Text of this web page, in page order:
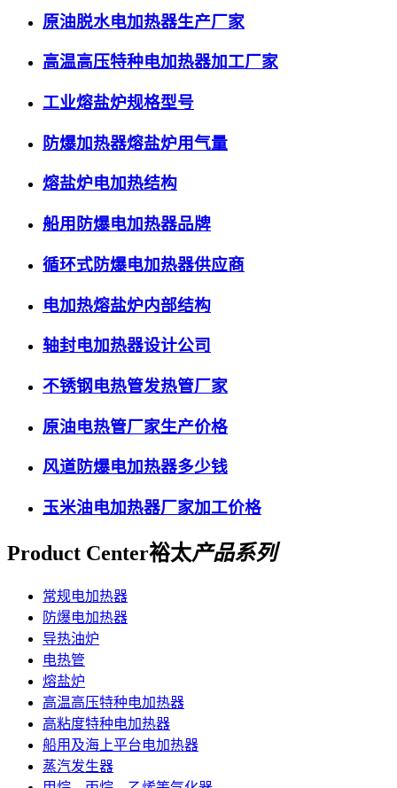
原油脱水电加热器生产厂家
高温高压特种电加热器加工厂家
工业熔盐炉规格型号
防爆加热器熔盐炉用气量
熔盐炉电加热结构
船用防爆电加热器品牌
循环式防爆电加热器供应商
电加热熔盐炉内部结构
轴封电加热器设计公司
不锈钢电热管发热管厂家
原油电热管厂家生产价格
风道防爆电加热器多少钱
玉米油电加热器厂家加工价格
Product Center裕太产品系列
常规电加热器
防爆电加热器
导热油炉
电热管
熔盐炉
高温高压特种电加热器
高粘度特种电加热器
船用及海上平台电加热器
蒸汽发生器